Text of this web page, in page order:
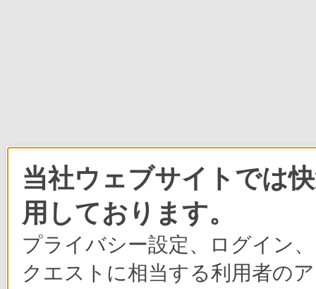
当社ウェブサイトでは
用しております。
プライバシー設定、ログイン
クエストに相当する利用者の